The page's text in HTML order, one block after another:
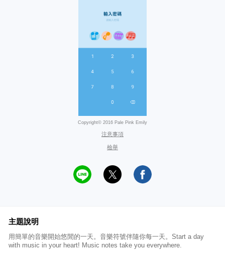
Copyright© 2016 Pale Pink Emily
注意事項
檢舉
主題說明
用簡單的音樂開始悠閒的一天。音樂符號伴隨你每一天。Start a day
with music in your heart! Music notes take you everywhere.